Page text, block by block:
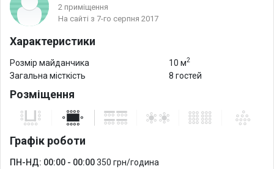
2 приміщення
На сайті з 7-го серпня 2017
Характеристики
Розмір майданчика 10 м2
Загальна місткість 8 гостей
Розміщення
Графік роботи
ПН-НД: 00:00 - 00:00350 грн/година